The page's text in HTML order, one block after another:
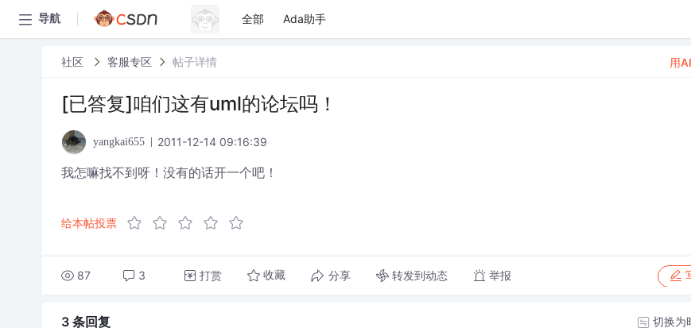
导航 全部 Ada助手
社区 客服专区 帖子详情
[已答复]咱们这有uml的论坛吗！
yangkai655 2011-12-14 09:16:39
我怎嘛找不到呀！没有的话开一个吧！
给本帖投票
87 3 打赏 收藏 分享 转发到动态 举报
用
3 条回复 切换为